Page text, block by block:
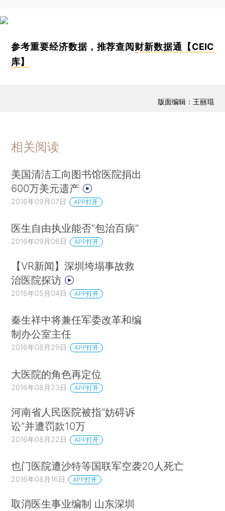
参考重要经济数据，推荐查阅 财新数据通【CEIC
库】
版面编辑：王丽琨
相关阅读
美国清洁工向图书馆医院捐出
600万美元遗产
2016年09月07日 APP打开
医生自由执业能否“包治百病”
2016年09月06日 APP打开
【VR新闻】深圳垮塌事故救
治医院探访
2016年05月04日 APP打开
秦生祥中将兼任军委改革和编
制办公室主任
2016年08月29日 APP打开
大医院的角色再定位
2016年08月23日 APP打开
河南省人民医院被指“妨碍诉
讼”并遭罚款10万
2016年08月22日 APP打开
也门医院遭沙特等国联军空袭20人死亡
2016年08月16日 APP打开
取消医生事业编制 山东深圳